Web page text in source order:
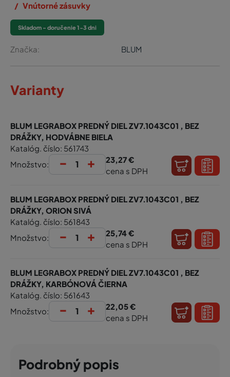
Vnútorné zásuvky
Skladom - doručenie 1-3 dni
Značka: BLUM
Varianty
BLUM LEGRABOX PREDNÝ DIEL ZV7.1043C01 , BEZ
DRÁŽKY, HODVÁBNE BIELA
Katalóg. číslo: 561743
Množstvo:
- +
23,27 €
cena s DPH
BLUM LEGRABOX PREDNÝ DIEL ZV7.1043C01 , BEZ
DRÁŽKY, ORION SIVÁ
Katalóg. číslo: 561843
Množstvo:
- +
25,74 €
cena s DPH
BLUM LEGRABOX PREDNÝ DIEL ZV7.1043C01 , BEZ
DRÁŽKY, KARBÓNOVÁ ČIERNA
Katalóg. číslo: 561643
Množstvo:
- +
22,05 €
cena s DPH
Podrobný popis